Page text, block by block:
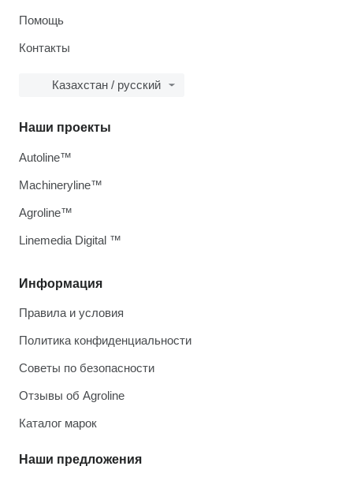
Помощь
Контакты
Казахстан / русский
Информация
Правила и условия
Политика конфиденциальности
Советы по безопасности
Отзывы об Agroline
Каталог марок
Наши предложения
Наши проекты
Autoline™
Machineryline™
Agroline™
Linemedia Digital ™